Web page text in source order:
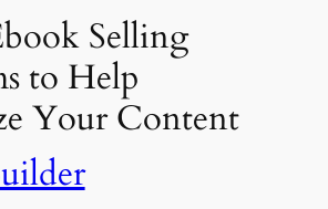
Selling
to Help
Your Content